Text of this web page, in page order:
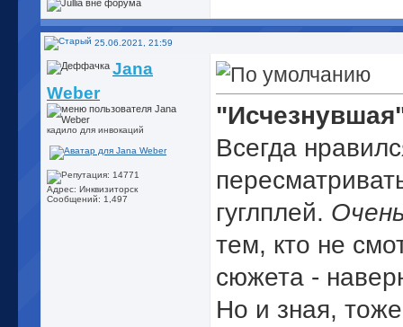
25.06.2021, 21:59
Jana
Weber
кадило для инвокаций
Адрес: Инквизиторск
Сообщений: 1,497
Всегда
гуглплей.
тем, кто не
сюжета -
Но и зная,